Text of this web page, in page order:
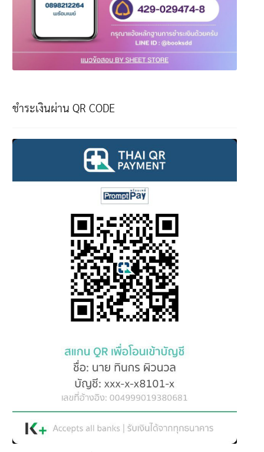
ชำระเงินผ่าน QR CODE